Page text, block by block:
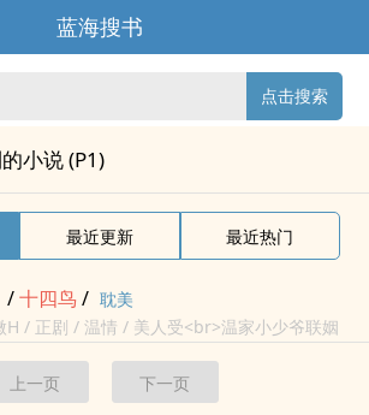
蓝海搜书
点击搜索
小说 (P1)
最近更新 最近热门
/十四鸟/ 耽美
H / 正剧 / 温情 / 美人受<br>温家小少爷联姻
棠。<br>先婚后爱擦出爱情火花。<br>
上一页
下一页